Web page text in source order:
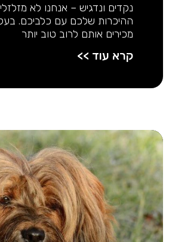
נקדים ונדגיש – אנחנו לא
ההיכרות שלכם עם כלביכם.
מכירים אותם לרוב טוב יותר
קרא עוד >>